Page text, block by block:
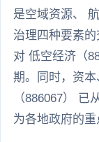
是空域资源、
治理四种要素
对 低空经济（
期。同时，资
（886067）
为各地政府的重